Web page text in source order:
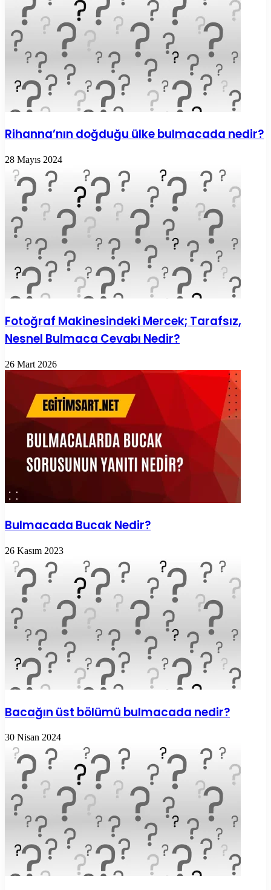
Rihanna’nın doğduğu ülke bulmacada nedir?
28 Mayıs 2024
Fotoğraf Makinesindeki Mercek; Tarafsız,
Nesnel Bulmaca Cevabı Nedir?
26 Mart 2026
Bulmacada Bucak Nedir?
26 Kasım 2023
Bacağın üst bölümü bulmacada nedir?
30 Nisan 2024